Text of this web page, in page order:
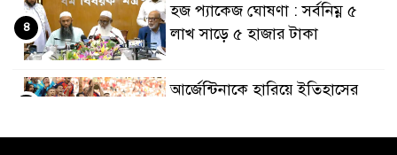
হজ প্যাকেজ ঘোষণা : সর্বনিম্ন ৫
লাখ সাড়ে ৫ হাজার টাকা
৪
আর্জেন্টিনাকে হারিয়ে ইতিহাসের
স্পেন